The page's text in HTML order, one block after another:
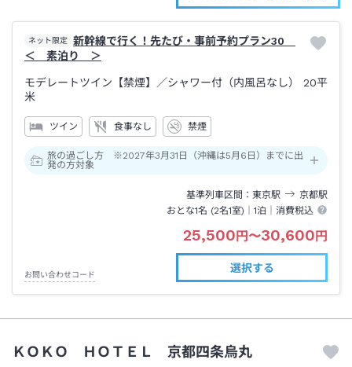
ネット限定
新幹線で行く！先たび・事前予約プラン30
＜ 素泊り ＞
モデレートツイン【禁煙】 ／シャワー付（内風呂なし） 20平
米
ツイン 食事なし 禁煙
旅の過ごし方 ※2027年3月31日（沖縄は5月6日）までに出
発の方対象
基準列車区間 東京駅 京都駅
おとな1名 (2名1室)｜1泊 ｜消費税込
25,500 円 〜30,600 円
お問い合わせコード
選択する
ＫＯＫＯ ＨＯＴＥＬ 京都四条烏丸